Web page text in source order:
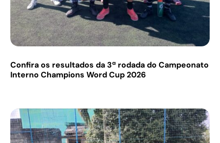
Confira os resultados da 3ª rodada do Campeonato
Interno Champions Word Cup 2026